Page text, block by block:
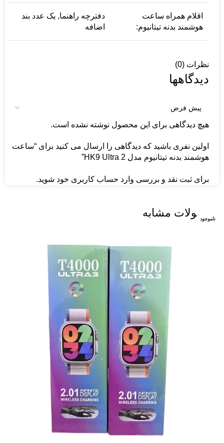
اقلام همراه ساعت
هوشمند بدنه تیتانیوم:
دفترچه‌ راهنما, یک عدد بند
اضافه
نظرات (0)
دیدگاهها
هیچ دیدگاهی برای این محصول نوشته نشده است.
اولین نفری باشید که دیدگاهی را ارسال می کنید برای “ساعت
هوشمند بدنه تیتانیوم مدل HK9 Ultra 2”
برای ثبت نقد و بررسی وارد حساب کاربری خود شوید.
محصولات مشابه
ناموجود
ناموجود
ناموجود
ناموجود
ناموجود
ناموجود